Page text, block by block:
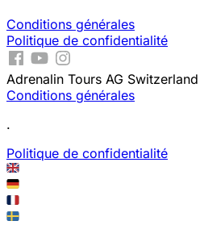
Conditions générales
Politique de confidentialité
Adrenalin Tours AG Switzerland
Conditions générales
.
Politique de confidentialité